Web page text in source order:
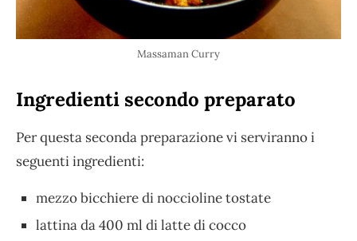
Massaman Curry
Ingredienti secondo preparato
Per questa seconda preparazione vi serviranno i
seguenti ingredienti:
mezzo bicchiere di noccioline tostate
lattina da 400 ml di latte di cocco